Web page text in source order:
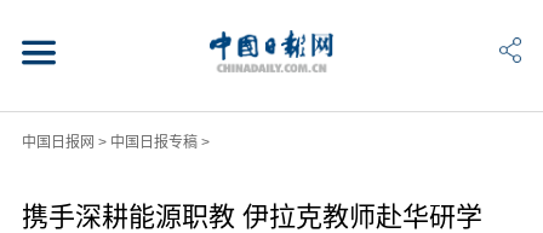
中国日报网 > 中国日报专稿>
携手深耕能源职教 伊拉克教师赴华研学